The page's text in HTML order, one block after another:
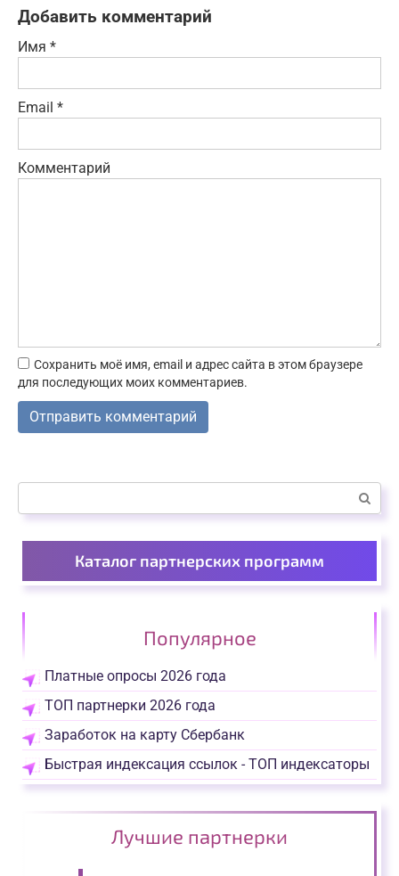
Добавить комментарий
Имя *
Email *
Комментарий
Сохранить моё имя, email и адрес сайта в этом браузере
для последующих моих комментариев.
Поиск:
Каталог партнерских программ
Популярное
Платные опросы 2026 года
ТОП партнерки 2026 года
Заработок на карту Сбербанк
Быстрая индексация ссылок - ТОП индексаторы
Лучшие партнерки